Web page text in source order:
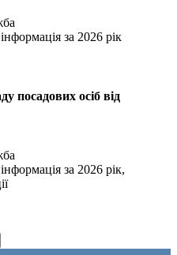
за 2026 рік
посадових осіб від
за 2026 рік,